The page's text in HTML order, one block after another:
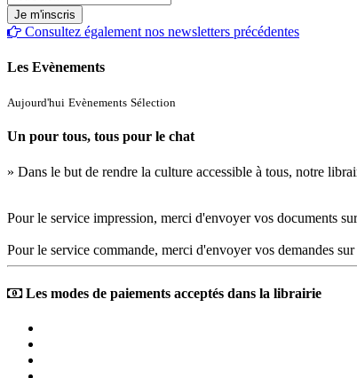
Consultez également nos newsletters précédentes
Les Evènements
Aujourd'hui Evènements Sélection
Un pour tous, tous pour le chat
» Dans le but de rendre la culture accessible à tous, notre
Pour le service impression, merci d'envoyer vos documents
Pour le service commande, merci d'envoyer vos demandes
Les modes de paiements acceptés dans la librairie